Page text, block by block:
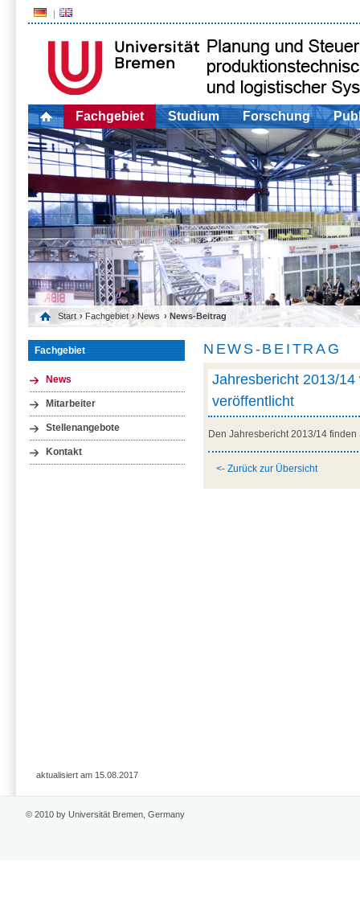
Fachgebiet Studium Forschung
Start › Fachgebiet › News › News-Beitrag
Fachgebiet
News
Mitarbeiter
Stellenangebote
Kontakt
NEWS-BEITRAG
Jahresbericht 2013/14
veröffentlicht
Den Jahresbericht 2013/14
<- Zurück zur Übersicht
aktualisiert am 15.08.2017
© 2010 by Universität Bremen, Germany